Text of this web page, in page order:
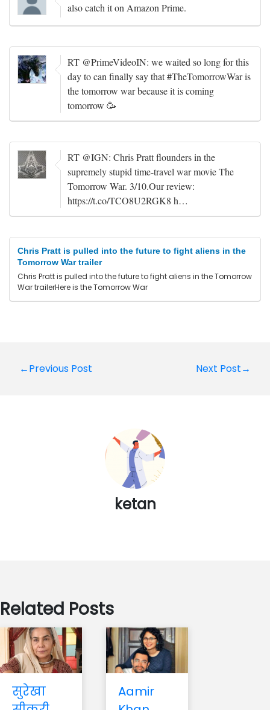
also catch it on Amazon Prime.
RT @PrimeVideoIN: we waited so long for this
day to can finally say that #TheTomorrowWar is
the tomorrow war because it is coming
tomorrow 🥳
RT @IGN: Chris Pratt flounders in the
supremely stupid time-travel war movie The
Tomorrow War. 3/10.Our review:
https://t.co/TCO8U2RGK8 h…
Chris Pratt is pulled into the future to fight aliens in the
Tomorrow War trailer
Chris Pratt is pulled into the future to fight aliens in the Tomorrow
War trailerHere is the Tomorrow War
Post
←Previous Post Next Post→
ketan
Related Posts
सुरेखा
Aamir